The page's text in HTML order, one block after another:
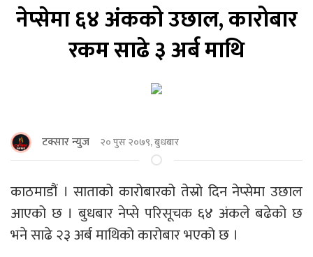
नेप्सेमा ६४ अंकको उछाल, कारोबार
रकम साढे ३ अर्ब माथि
टक्सार न्युज २० पुस २०७९, बुधबार
काठमाडौं । साताको कारोबारको तेस्रो दिन नेप्सेमा उछाल
आएको छ । बुधबार नेप्से परिसूचक ६४ अंकले बढेको छ
भने साढे २३ अर्ब माथिको कारोबार भएको छ ।